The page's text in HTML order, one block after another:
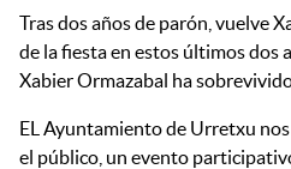
Tras dos años de parón, vuelve
de la fiesta en estos últimos dos
Xabier Ormazabal ha
EL Ayuntamiento de Urretxu
el público, un evento